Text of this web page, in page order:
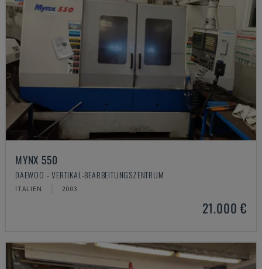
MYNX 550
DAEWOO - VERTIKAL-BEARBEITUNGSZENTRUM
ITALIEN 2003
21.000 €